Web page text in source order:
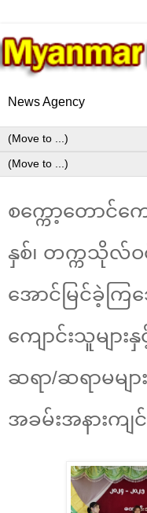
News Agency
စက္ကော့တောင်က
နှစ်၊ တက္ကသိုလ်ဝ
အောင်မြင်ခဲ့ကြ
ကျောင်းသူများ
ဆရာ/ဆရာမမျ
အခမ်းအနားကျင်